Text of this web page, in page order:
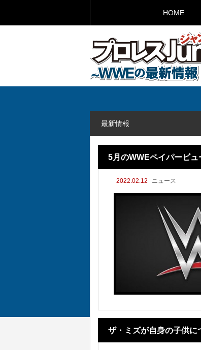
HOME
最新情報
5月のWWEペイパービュ
2022.02.12 ニュース
ザ・ミズが自身の子供に